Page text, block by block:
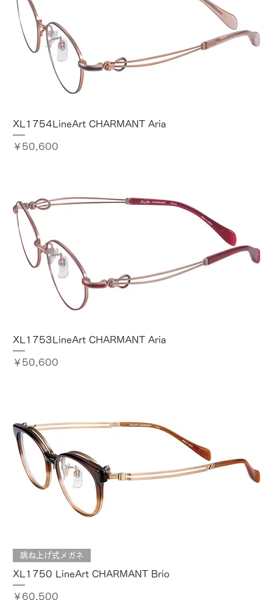
XL1754LineArt CHARMANT Aria
価格
￥50,600
XL1753LineArt CHARMANT Aria
価格
￥50,600
跳ね上げ式メガネ
XL1750 LineArt CHARMANT Brio
価格
￥60,500